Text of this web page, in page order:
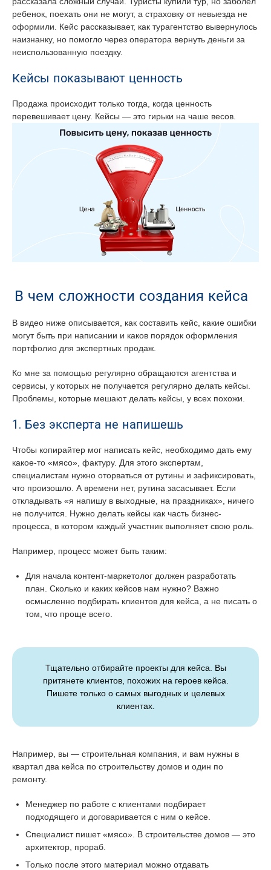
ребенок, поехать они не могут, а страховку от невыезда не
оформили. Кейс рассказывает, как турагентство вывернулось
наизнанку, но помогло через оператора вернуть деньги за
неиспользованную поездку.
Кейсы показывают ценность
Продажа происходит только тогда, когда ценность
перевешивает цену. Кейсы — это гирьки на чаше весов.
В чем сложности создания кейса
В видео ниже описывается, как составить кейс, какие ошибки
могут быть при написании и каков порядок оформления
портфолио для экспертных продаж.
Ко мне за помощью регулярно обращаются агентства и
сервисы, у которых не получается регулярно делать кейсы.
Проблемы, которые мешают делать кейсы, у всех похожи.
1. Без эксперта не напишешь
Чтобы копирайтер мог написать кейс, необходимо дать ему
какое-то «мясо», фактуру. Для этого экспертам,
специалистам нужно оторваться от рутины и зафиксировать,
что произошло. А времени нет, рутина засасывает. Если
откладывать «я напишу в выходные, на праздниках», ничего
не получится. Нужно делать кейсы как часть бизнес-
процесса, в котором каждый участник выполняет свою роль.
Например, процесс может быть таким:
Для начала контент-маркетолог должен разработать
план. Сколько и каких кейсов нам нужно? Важно
осмысленно подбирать клиентов для кейса, а не писать о
том, что проще всего.
Тщательно отбирайте проекты для кейса. Вы
притянете клиентов, похожих на героев кейса.
Пишете только о самых выгодных и целевых
клиентах.
Например, вы — строительная компания, и вам нужны в
квартал два кейса по строительству домов и один по
ремонту.
Менеджер по работе с клиентами подбирает
подходящего и договаривается с ним о кейсе.
Специалист пишет «мясо». В строительстве домов — это
архитектор, прораб.
Только после этого материал можно отдавать